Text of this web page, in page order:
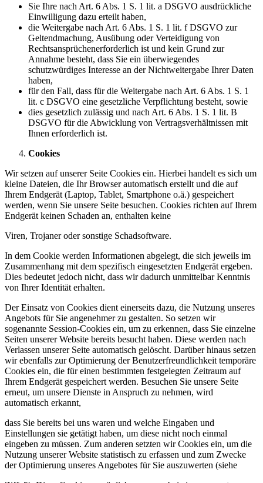
Sie Ihre nach Art. 6 Abs. 1 S. 1 lit. a DSGVO ausdrückliche
Einwilligung dazu erteilt haben,
die Weitergabe nach Art. 6 Abs. 1 S. 1 lit. f DSGVO zur
Geltendmachung, Ausübung oder Verteidigung von
Rechtsansprüchenerforderlich ist und kein Grund zur
Annahme besteht, dass Sie ein überwiegendes
schutzwürdiges Interesse an der Nichtweitergabe Ihrer Daten
haben,
für den Fall, dass für die Weitergabe nach Art. 6 Abs. 1 S. 1
lit. c DSGVO eine gesetzliche Verpflichtung besteht, sowie
dies gesetzlich zulässig und nach Art. 6 Abs. 1 S. 1 lit. B
DSGVO für die Abwicklung von Vertragsverhältnissen mit
Ihnen erforderlich ist.
Cookies
Wir setzen auf unserer Seite Cookies ein. Hierbei handelt es sich um
kleine Dateien, die Ihr Browser automatisch erstellt und die auf
Ihrem Endgerät (Laptop, Tablet, Smartphone o.ä.) gespeichert
werden, wenn Sie unsere Seite besuchen. Cookies richten auf Ihrem
Endgerät keinen Schaden an, enthalten keine
Viren, Trojaner oder sonstige Schadsoftware.
In dem Cookie werden Informationen abgelegt, die sich jeweils im
Zusammenhang mit dem spezifisch eingesetzten Endgerät ergeben.
Dies bedeutet jedoch nicht, dass wir dadurch unmittelbar Kenntnis
von Ihrer Identität erhalten.
Der Einsatz von Cookies dient einerseits dazu, die Nutzung unseres
Angebots für Sie angenehmer zu gestalten. So setzen wir
sogenannte Session-Cookies ein, um zu erkennen, dass Sie einzelne
Seiten unserer Website bereits besucht haben. Diese werden nach
Verlassen unserer Seite automatisch gelöscht. Darüber hinaus setzen
wir ebenfalls zur Optimierung der Benutzerfreundlichkeit temporäre
Cookies ein, die für einen bestimmten festgelegten Zeitraum auf
Ihrem Endgerät gespeichert werden. Besuchen Sie unsere Seite
erneut, um unsere Dienste in Anspruch zu nehmen, wird
automatisch erkannt,
dass Sie bereits bei uns waren und welche Eingaben und
Einstellungen sie getätigt haben, um diese nicht noch einmal
eingeben zu müssen. Zum anderen setzten wir Cookies ein, um die
Nutzung unserer Website statistisch zu erfassen und zum Zwecke
der Optimierung unseres Angebotes für Sie auszuwerten (siehe